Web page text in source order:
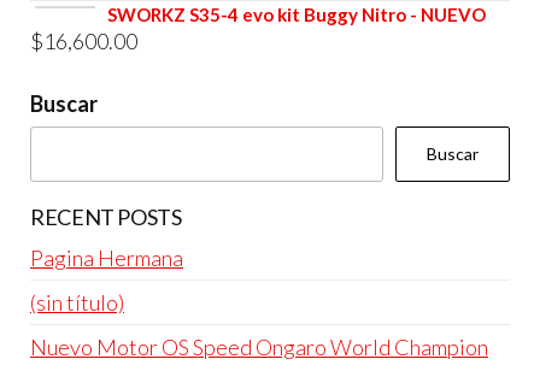
era:
$4,800.00.
es:
SWORKZ S35-4 evo kit Buggy Nitro - NUEVO
$16,600.00
Buscar
Buscar
RECENT POSTS
Pagina Hermana
(sin título)
Nuevo Motor OS Speed Ongaro World Champion